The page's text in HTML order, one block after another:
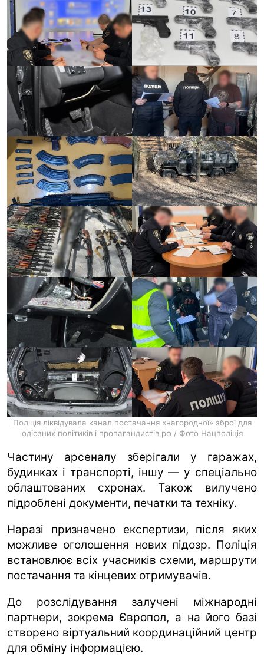
Поліція ліквідувала канал постачання «нагородної» зброї для
одіозних політиків і пропагандистів рф / Фото Нацполіція
Частину арсеналу зберігали у гаражах,
будинках і транспорті, іншу — у спеціально
облаштованих схронах. Також вилучено
підроблені документи, печатки та техніку.
Наразі призначено експертизи, після яких
можливе оголошення нових підозр. Поліція
встановлює всіх учасників схеми, маршрути
постачання та кінцевих отримувачів.
До розслідування залучені міжнародні
партнери, зокрема Європол, а на його базі
створено віртуальний координаційний центр
для обміну інформацією.